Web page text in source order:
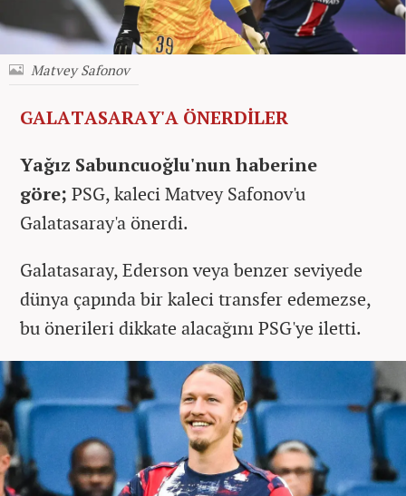
Matvey Safonov
GALATASARAY'A ÖNERDİLER
Yağız Sabuncuoğlu'nun haberine
göre; PSG, kaleci Matvey Safonov'u
Galatasaray'a önerdi.
Galatasaray, Ederson veya benzer seviyede
dünya çapında bir kaleci transfer edemezse,
bu önerileri dikkate alacağını PSG'ye iletti.